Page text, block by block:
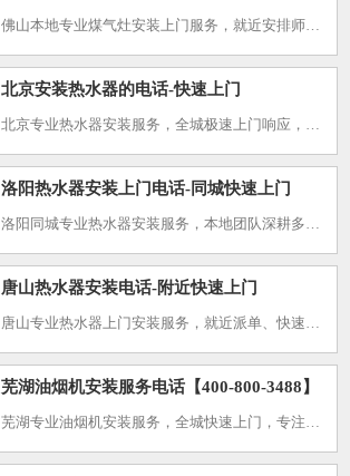
佛山本地专业煤气灶安装上门服务，就近安排师傅快速上门，专注家用、商用煤气灶安装、调试服务，技术专业、收费透明，高效解决各类灶具安装难题，守护居家用气安全，安装电话：400-800-3488。 煤
北京安装热水器的电话-快速上门
北京专业热水器安装服务，全城极速上门响应，深耕本地热水器安装多年，擅长各类家用热水器安装、拆装、调试作业，施工专业高效，贴合居家使用需求，上门安装热线：400-800-3488。 热水器安装收费
洛阳热水器安装上门电话-同城快速上门
洛阳同城专业热水器安装服务，本地团队深耕多年，响应迅速、上门及时，专注各类家用热水器安装施工。团队技术娴熟、施工规范，收费公道透明，为市民解决热水设备安装难题，服务热线：400-800-3488。
唐山热水器安装电话-附近快速上门
唐山专业热水器上门安装服务，就近派单、快速响应，拥有资深安装团队，精通各类家用热水器安装施工。专注解决市民热水器安装、改造、调试问题，服务专业高效，安装电话：400-800-3488。 热水器安
芜湖油烟机安装服务电话【400-800-3488】
芜湖专业油烟机安装服务，全城快速上门，专注各类家用、商用油烟机安装、移位、调试服务，团队经验丰富，工艺规范，解决各类厨房排烟安装难题，服务电话：400-800-3488。 油烟机安装收费标准：1